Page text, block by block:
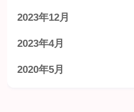
2023年12月
2023年4月
2020年5月